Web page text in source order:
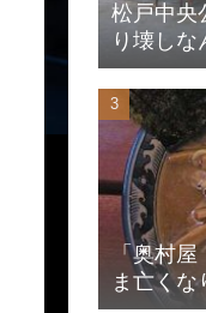
松戸中
り壊しな
「奥村
ま亡く